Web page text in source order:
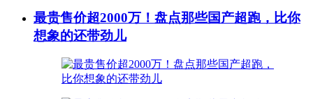
最贵售价超2000万！盘点那些国产超跑，比你
想象的还带劲儿